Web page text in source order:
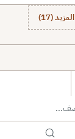
المزيد (17)